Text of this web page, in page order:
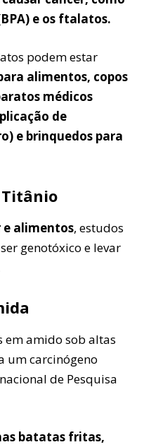
e os ftalatos.
podem estar
alimentos, copos
médicos
de
e brinquedos para
Titânio
alimentos, estudos
genotóxico e levar
em amido sob altas
um carcinógeno
de Pesquisa
batatas fritas,